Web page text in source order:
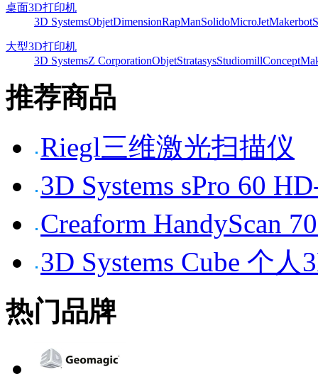
桌面3D打印机
3D SystemsObjetDimensionRapManSolidoMicroJetMakerbot
大型3D打印机
3D SystemsZ CorporationObjetStratasysStudiomillConcept
推荐商品
Riegl三维激光扫描仪
3D Systems sPro 60
Creaform HandyScan
3D Systems Cube 个人
热门品牌